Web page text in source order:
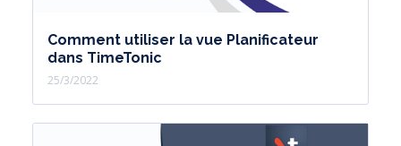
Comment utiliser la vue Planificateur
dans TimeTonic
25/3/2022